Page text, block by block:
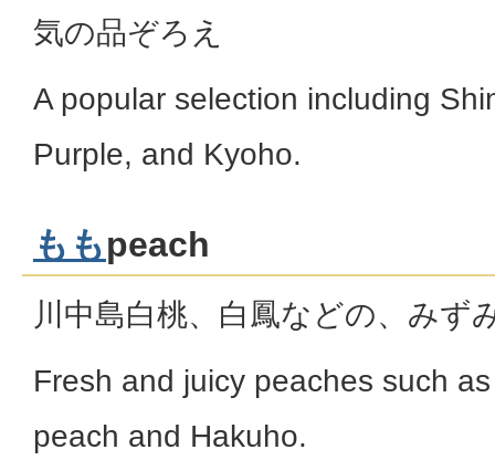
気の品ぞろえ
A popular selection including
Purple, and Kyoho.
ももpeach
川中島白桃、白鳳などの、みず
Fresh and juicy peaches such
peach and Hakuho.